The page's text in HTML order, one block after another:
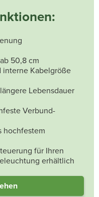
50,8 cm
Kabelgröße
Lebensdauer
Verbund-
hochfestem
für Ihren
erhältlich